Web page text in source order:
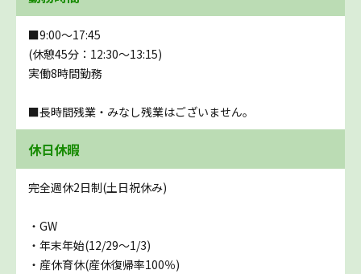
■9:00～17:45
(休憩45分：12:30～13:15)
実働8時間勤務
■長時間残業・みなし残業はございません。
休日休暇
完全週休2日制(土日祝休み)
・GW
・年末年始(12/29～1/3)
・産休育休(産休復帰率100％)